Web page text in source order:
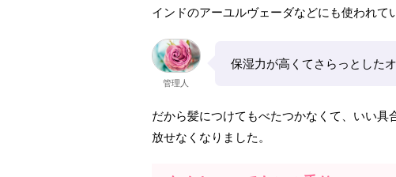
インドのアーユルヴェーダなどにも使われて
管理人
保湿力が高くてさらっとした
だから髪につけてもべたつかなくて、いい
放せなくなりました。